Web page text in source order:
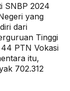
SNBP 2024
yang
dari
Tinggi
PTN Vokasi
itu,
702.312